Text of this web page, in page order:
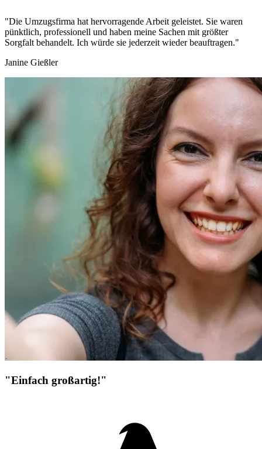
"Die Umzugsfirma hat hervorragende Arbeit geleistet. Sie waren
pünktlich, professionell und haben meine Sachen mit größter
Sorgfalt behandelt. Ich würde sie jederzeit wieder beauftragen."
Janine Gießler
"Einfach großartig!"